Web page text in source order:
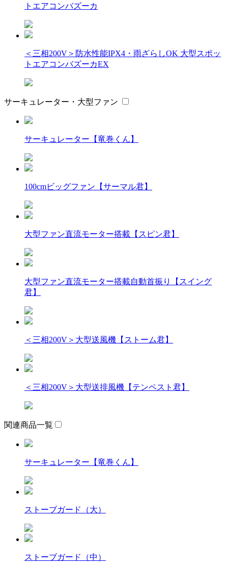
トエアコンバズーカ
＜三相200V＞防水性能IPX4・雨ざらしOK 大型スポッ
トエアコンバズーカEX
サーキュレーター・大型ファン
サーキュレーター【竜巻くん】
100cmビッグファン【サーマル君】
大型ファン直流モーター搭載【スピン君】
大型ファン直流モーター搭載自動首振り【スイング
君】
＜三相200V＞大型送風機【ストーム君】
＜三相200V＞大型送排風機【テンペスト君】
関連商品一覧
サーキュレーター【竜巻くん】
ストーブガード（大）
ストーブガード（中）